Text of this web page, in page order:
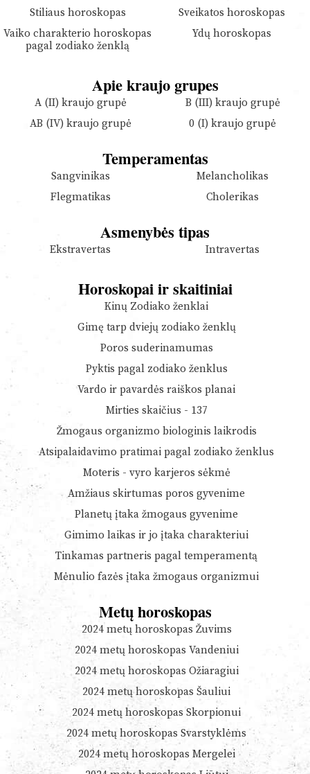
Stiliaus horoskopas
Sveikatos horoskopas
Vaiko charakterio horoskopas
pagal zodiako ženklą
Ydų horoskopas
Apie kraujo grupes
A (II) kraujo grupė
B (III) kraujo grupė
AB (IV) kraujo grupė
0 (I) kraujo grupė
Temperamentas
Sangvinikas
Melancholikas
Flegmatikas
Cholerikas
Asmenybės tipas
Ekstravertas Intravertas
Horoskopai ir skaitiniai
Kinų Zodiako ženklai
Gimę tarp dviejų zodiako ženklų
Poros suderinamumas
Pyktis pagal zodiako ženklus
Vardo ir pavardės raiškos planai
Mirties skaičius - 137
Žmogaus organizmo biologinis laikrodis
Atsipalaidavimo pratimai pagal zodiako ženklus
Moteris - vyro karjeros sėkmė
Amžiaus skirtumas poros gyvenime
Planetų įtaka žmogaus gyvenime
Gimimo laikas ir jo įtaka charakteriui
Tinkamas partneris pagal temperamentą
Mėnulio fazės įtaka žmogaus organizmui
Metų horoskopas
2024 metų horoskopas Žuvims
2024 metų horoskopas Vandeniui
2024 metų horoskopas Ožiaragiui
2024 metų horoskopas Šauliui
2024 metų horoskopas Skorpionui
2024 metų horoskopas Svarstyklėms
2024 metų horoskopas Mergelei